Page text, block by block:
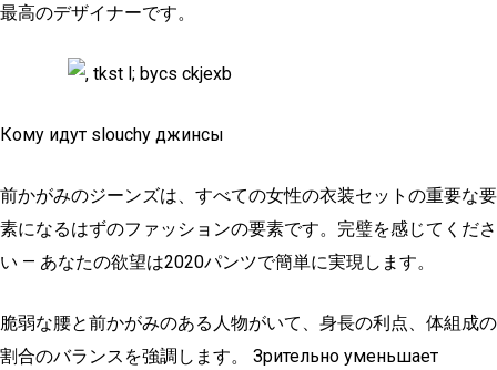
最高のデザイナーです。
Кому идут slouchy джинсы
前かがみのジーンズは、すべての女性の衣装セットの重要な要
素になるはずのファッションの要素です。完璧を感じてくださ
い — あなたの欲望は2020パンツで簡単に実現します。
脆弱な腰と前かがみのある人物がいて、身長の利点、体組成の
割合のバランスを強調します。 Зрительно уменьшает